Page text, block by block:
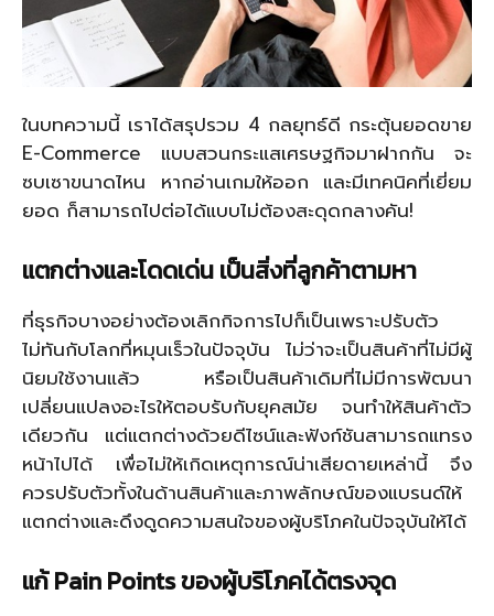
ในบทความนี้ เราได้สรุปรวม 4 กลยุทธ์ดี กระตุ้นยอดขาย
E-Commerce แบบสวนกระแสเศรษฐกิจมาฝากกัน จะ
ซบเซาขนาดไหน หากอ่านเกมให้ออก และมีเทคนิคที่เยี่ยม
ยอด ก็สามารถไปต่อได้แบบไม่ต้องสะดุดกลางคัน!
แตกต่างและโดดเด่น เป็นสิ่งที่ลูกค้าตามหา
ที่ธุรกิจบางอย่างต้องเลิกกิจการไปก็เป็นเพราะปรับตัว
ไม่ทันกับโลกที่หมุนเร็วในปัจจุบัน ไม่ว่าจะเป็นสินค้าที่ไม่มีผู้
นิยมใช้งานแล้ว หรือเป็นสินค้าเดิมที่ไม่มีการพัฒนา
เปลี่ยนแปลงอะไรให้ตอบรับกับยุคสมัย จนทำให้สินค้าตัว
เดียวกัน แต่แตกต่างด้วยดีไซน์และฟังก์ชันสามารถแทรง
หน้าไปได้ เพื่อไม่ให้เกิดเหตุการณ์น่าเสียดายเหล่านี้ จึง
ควรปรับตัวทั้งในด้านสินค้าและภาพลักษณ์ของแบรนด์ให้
แตกต่างและดึงดูดความสนใจของผู้บริโภคในปัจจุบันให้ได้
แก้Pain Pointsของผู้บริโภคได้ตรงจุด